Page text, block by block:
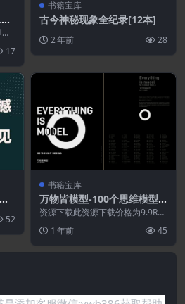
17
书籍宝库
古今神秘现象全纪录[12本]
2 年前 28
52
书籍宝库
万物皆模型-100个思维模型1.
0.PDF
资源下载此资源下载价格为9.9RM
所有资源永久更...
1 年前 45